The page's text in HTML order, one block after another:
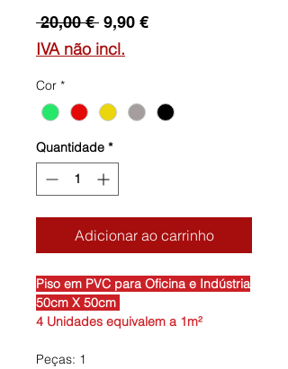
20,00 € Preço
normal
9,90 €Preço
IVA não incl.
Cor *
Quantidade *
Adicionar ao carrinho
Piso em PVC para Oficina e Indústria
50cm X 50cm
4 Unidades equivalem a 1m²
Peças: 1